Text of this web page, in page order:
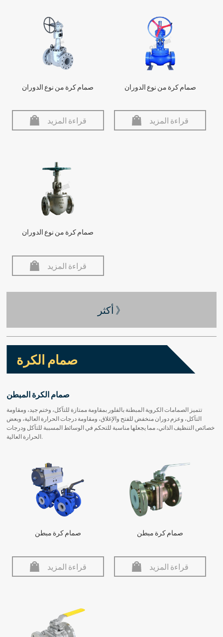
صمام كرة من نوع الدوران
قراءة المزيد
صمام كرة من نوع الدوران
قراءة المزيد
صمام كرة من نوع الدوران
قراءة المزيد
أكثر 》
صمام الكرة
صمام الكرة المبطن
تتميز الصمامات الكروية المبطنة بالفلور بمقاومة ممتازة للتآكل، وختم جيد، ومقاومة
التآكل، وعزم دوران منخفض للفتح والإغلاق، ومقاومة درجات الحرارة العالية، وبعض
خصائص التنظيف الذاتي، مما يجعلها مناسبة للتحكم في الوسائط المسببة للتآكل ودرجات
الحرارة العالية.
صمام كرة مبطن
قراءة المزيد
صمام كرة مبطن
قراءة المزيد